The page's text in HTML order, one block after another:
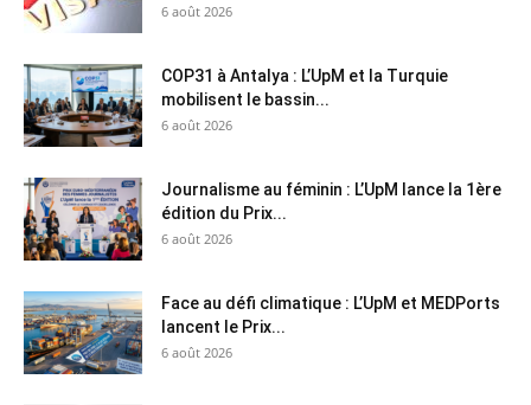
6 août 2026
COP31 à Antalya : L’UpM et la Turquie
mobilisent le bassin...
6 août 2026
Journalisme au féminin : L’UpM lance la 1ère
édition du Prix...
6 août 2026
Face au défi climatique : L’UpM et MEDPorts
lancent le Prix...
6 août 2026